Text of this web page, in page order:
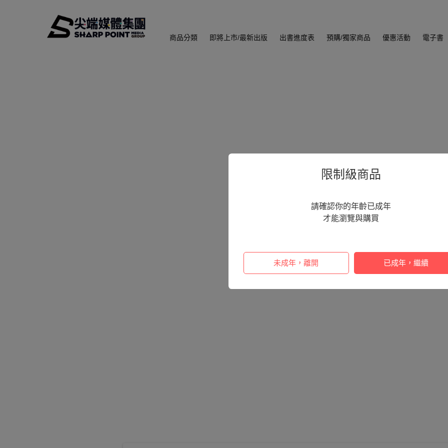
限制級商品
請確認你的年齡已成年
才能瀏覽與購買
未成年，離開 已成年，繼續
商品分類 即將上市/最新出版 出書進度表 預購/獨家商品 優惠活動 電子書